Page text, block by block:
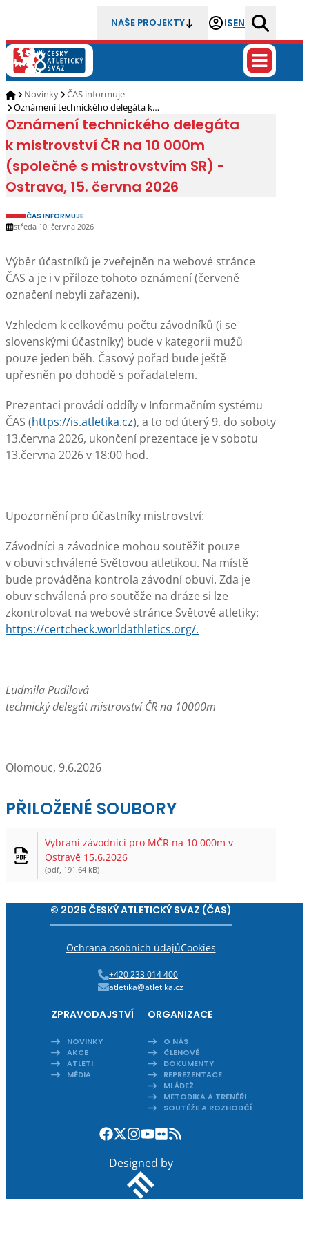
NAŠE PROJEKTY ISEN
Novinky
ČAS informuje
Oznámení technického delegáta k…
Oznámení technického delegáta
k mistrovství ČR na 10 000m
(společné s mistrovstvím SR) -
Ostrava, 15. června 2026
ČAS INFORMUJE
středa 10. června 2026
Výběr účastníků je zveřejněn na webové stránce
ČAS a je i v příloze tohoto oznámení (červeně
označení nebyli zařazeni).
Vzhledem k celkovému počtu závodníků (i se
slovenskými účastníky) bude v kategorii mužů
pouze jeden běh. Časový pořad bude ještě
upřesněn po dohodě s pořadatelem.
Prezentaci provádí oddíly v Informačním systému
ČAS (https://is.atletika.cz), a to od úterý 9. do soboty
13.června 2026, ukončení prezentace je v sobotu
13.června 2026 v 18:00 hod.
Upozornění pro účastníky mistrovství:
Závodníci a závodnice mohou soutěžit pouze
v obuvi schválené Světovou atletikou. Na místě
bude prováděna kontrola závodní obuvi. Zda je
obuv schválená pro soutěže na dráze si lze
zkontrolovat na webové stránce Světové atletiky:
https://certcheck.worldathletics.org/.
Ludmila Pudilová
technický delegát mistrovství ČR na 10000m
Olomouc, 9.6.2026
PŘILOŽENÉ SOUBORY
Vybraní závodníci pro MČR na 10 000m v
Ostravě 15.6.2026
(pdf, 191.64 kB)
© 2026 ČESKÝ ATLETICKÝ SVAZ (ČAS)
Ochrana osobních údajůCookies
+420 233 014 400
atletika@atletika.cz
ZPRAVODAJSTVÍ
NOVINKY
AKCE
ATLETI
MÉDIA
ORGANIZACE
O NÁS
ČLENOVÉ
DOKUMENTY
REPREZENTACE
MLÁDEŽ
METODIKA A TRENÉŘI
SOUTĚŽE A ROZHODČÍ
Designed by